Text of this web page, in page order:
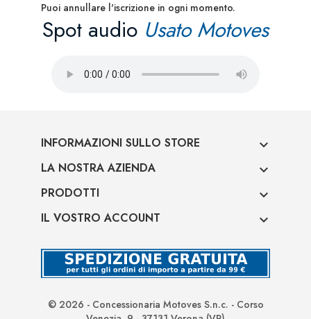
Puoi annullare l'iscrizione in ogni momento.
Spot audio Usato Motoves
INFORMAZIONI SULLO STORE 
LA NOSTRA AZIENDA 
PRODOTTI 
IL VOSTRO ACCOUNT 
© 2026 - Concessionaria Motoves S.n.c. - Corso